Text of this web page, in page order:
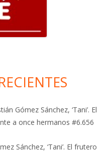
Gómez Sánchez, ‘Tani’. El
a once hermanos #6.656
Sánchez, ‘Tani’. El frutero